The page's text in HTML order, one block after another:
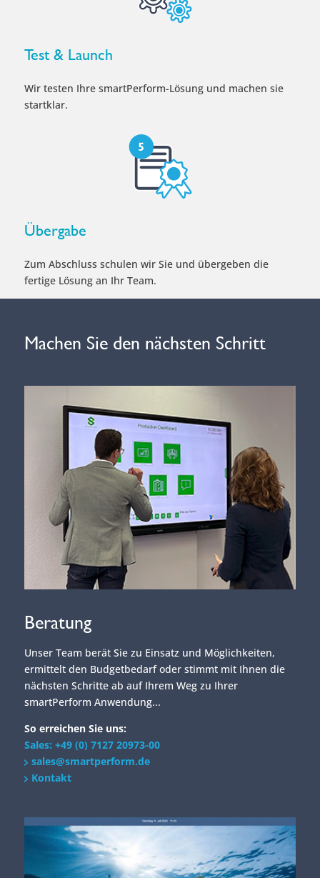
Test & Launch
Wir testen Ihre smartPerform-Lösung und machen sie
startklar.
Übergabe
Zum Abschluss schulen wir Sie und übergeben die
fertige Lösung an Ihr Team.
Machen Sie den nächsten Schritt
Beratung
Unser Team berät Sie zu Einsatz und Möglichkeiten,
ermittelt den Budgetbedarf oder stimmt mit Ihnen die
nächsten Schritte ab auf Ihrem Weg zu Ihrer
smartPerform Anwendung...
So erreichen Sie uns:
Sales: +49 (0) 7127 20973-00
sales@smartperform.de
Kontakt